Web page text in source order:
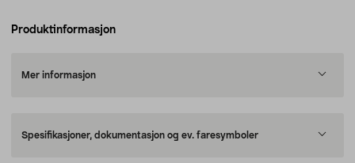
Produktinformasjon
Mer informasjon
Spesifikasjoner, dokumentasjon og ev. faresymboler